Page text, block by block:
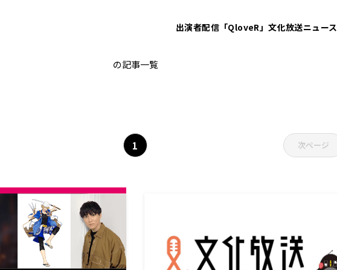
出演者配信「QloveR」文化放送ニュース
の記事一覧
1 次ページ